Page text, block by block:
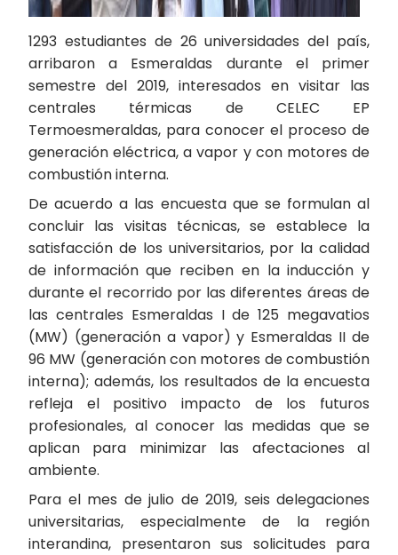
1293 estudiantes de 26 universidades del país,
arribaron a Esmeraldas durante el primer
semestre del 2019, interesados en visitar las
centrales térmicas de CELEC EP
Termoesmeraldas, para conocer el proceso de
generación eléctrica, a vapor y con motores de
combustión interna.
De acuerdo a las encuesta que se formulan al
concluir las visitas técnicas, se establece la
satisfacción de los universitarios, por la calidad
de información que reciben en la inducción y
durante el recorrido por las diferentes áreas de
las centrales Esmeraldas I de 125 megavatios
(MW) (generación a vapor) y Esmeraldas II de
96 MW (generación con motores de combustión
interna); además, los resultados de la encuesta
refleja el positivo impacto de los futuros
profesionales, al conocer las medidas que se
aplican para minimizar las afectaciones al
ambiente.
Para el mes de julio de 2019, seis delegaciones
universitarias, especialmente de la región
interandina, presentaron sus solicitudes para